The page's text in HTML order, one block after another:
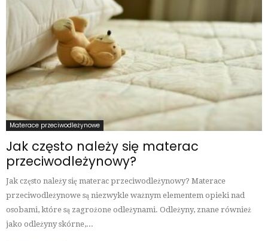
Materace przeciwodleżynowe
Jak często należy się materac
przeciwodleżynowy?
Jak często należy się materac przeciwodleżynowy? Materace
przeciwodleżynowe są niezwykle ważnym elementem opieki nad
osobami, które są zagrożone odleżynami. Odleżyny, znane również
jako odleżyny skórne,...